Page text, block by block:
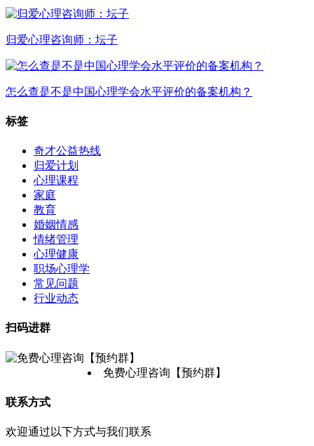
归爱心理咨询师：坛子
怎么查是不是中国心理学会水平评价的备案机构？
标签
奇才公益热线
归爱计划
心理课程
家庭
教育
婚姻情感
情绪管理
心理健康
职场心理学
常见问题
行业动态
扫码进群
免费心理咨询【预约群】
联系方式
欢迎通过以下方式与我们联系